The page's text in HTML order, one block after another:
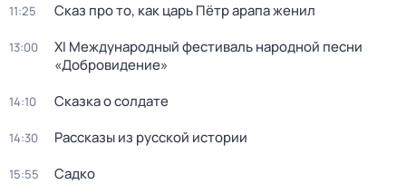
11:25 Сказ про то, как царь Пётр арапа женил
13:00
XI Международный фестиваль народной песни
«Добровидение»
14:10 Сказка о солдате
14:30 Рассказы из русской истории
15:55 Садко